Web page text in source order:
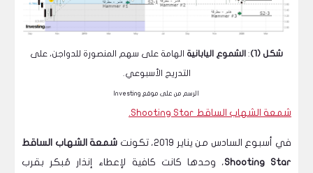
شكل (1) : الشموع اليابانية الهامة على سهم المنصورة للدواجن، على
التدريج الأسبوعي.
الرسم من على موقع Investing
شمعة الشهاب الساقط Shooting Star.
في أسبوع السادس من يناير 2019، تكونت
شمعة الشهاب الساقط
Shooting Star، وحدها كانت كافية لإعطاء إنذار مُبكر بقرب